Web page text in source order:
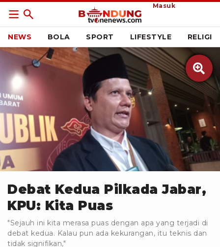
Masuk
NEWS BOLA SPORT LIFESTYLE RELIGI

ANTARA
Debat Kedua Pilkada Jabar,
KPU: Kita Puas
"Sejauh ini kita merasa puas dengan apa yang terjadi di
debat kedua. Kalau pun ada kekurangan, itu teknis dan
tidak signifikan,"